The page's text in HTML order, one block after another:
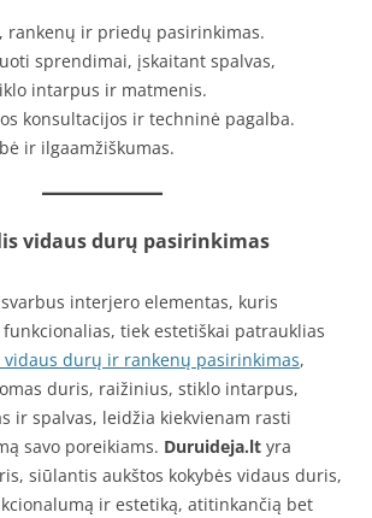
rankenų ir priedų pasirinkimas.
sprendimai, įskaitant spalvas,
intarpus ir matmenis.
konsultacijos ir techninė pagalba.
ir ilgaamžiškumas.
vidaus durų pasirinkimas
interjero elementas, kuris
tiek estetiškai patrauklias
vidaus durų ir rankenų pasirinkimas,
duris, raižinius, stiklo intarpus,
ir spalvas, leidžia kiekvienam rasti
savo poreikiams. Duruideja.lt yra
siūlantis aukštos kokybės vidaus duris,
ir estetiką, atitinkančią bet